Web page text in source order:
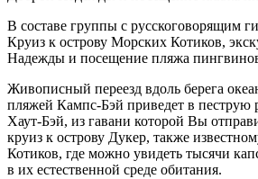
В составе группы с русскоговорящим
Круиз к острову Морских Котиков,
Надежды и посещение пляжа
Живописный переезд вдоль берега
пляжей Кампс-Бэй приведет в
Хаут-Бэй, из гавани которой Вы
круиз к острову Дукер, также
Котиков, где можно увидеть тысячи
в их естественной среде обитания.